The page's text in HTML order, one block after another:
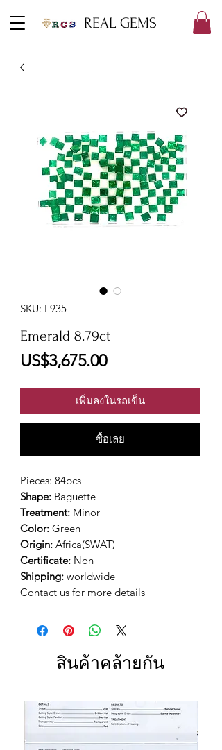
REAL GEMS
SKU: L935
Emerald 8.79ct
US$3,675.00ราคา
เพิ่มลงในรถเข็น
ซื้อเลย
Pieces: 84pcs
Shape: Baguette
Treatment: Minor
Color: Green
Origin: Africa(SWAT)
Certificate: Non
Shipping: worldwide
Contact us for more details
สินค้าคล้ายกัน